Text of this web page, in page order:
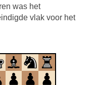
was het
vlak voor het